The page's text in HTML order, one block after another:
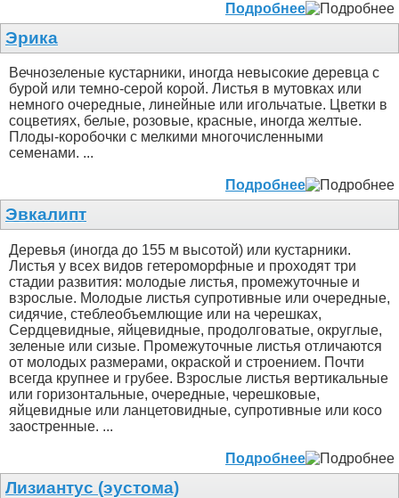
Подробнее
Эрика
Вечнозеленые кустарники, иногда невысокие деревца с
бурой или темно-серой корой. Листья в мутовках или
немного очередные, линейные или игольчатые. Цветки в
соцветиях, белые, розовые, красные, иногда желтые.
Плоды-коробочки с мелкими многочисленными
семенами. ...
Подробнее
Эвкалипт
Деревья (иногда до 155 м высотой) или кустарники.
Листья у всех видов гетероморфные и проходят три
стадии развития: молодые листья, промежуточные и
взрослые. Молодые листья супротивные или очередные,
сидячие, стеблеобъемлющие или на черешках,
Сердцевидные, яйцевидные, продолговатые, округлые,
зеленые или сизые. Промежуточные листья отличаются
от молодых размерами, окраской и строением. Почти
всегда крупнее и грубее. Взрослые листья вертикальные
или горизонтальные, очередные, черешковые,
яйцевидные или ланцетовидные, супротивные или косо
заостренные. ...
Подробнее
Лизиантус (эустома)